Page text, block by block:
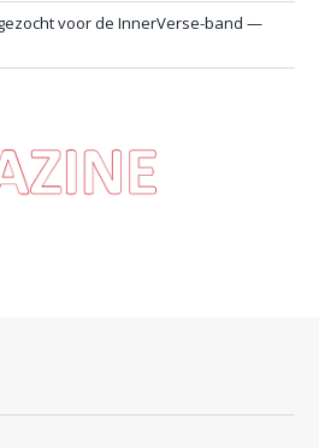
voor de InnerVerse-band —